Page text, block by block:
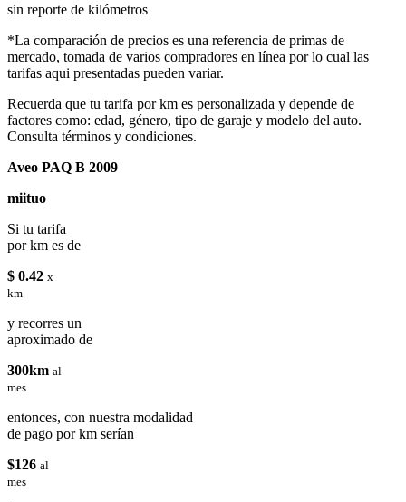
sin reporte de kilómetros
*La comparación de precios es una referencia de primas de
mercado, tomada de varios compradores en línea por lo cual las
tarifas aqui presentadas pueden variar.
Recuerda que tu tarifa por km es personalizada y depende de
factores como: edad, género, tipo de garaje y modelo del auto.
Consulta términos y condiciones.
Aveo PAQ B 2009
miituo
Si tu tarifa
por km es de
$ 0.42 x
km
y recorres un
aproximado de
300km al
mes
entonces, con nuestra modalidad
de pago por km serían
$126 al
mes